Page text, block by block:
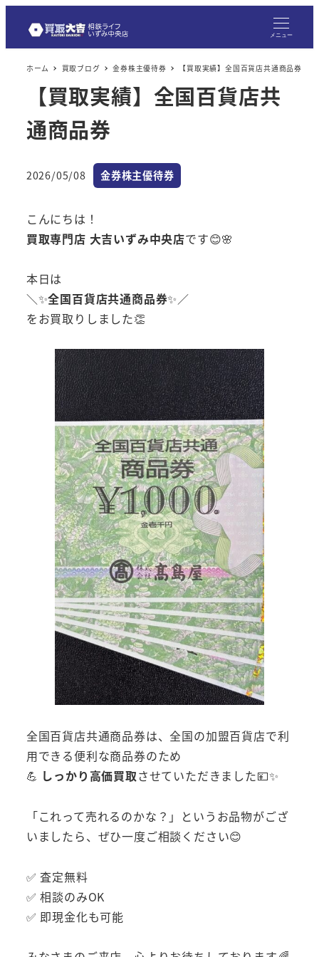
メニュー
ホーム 買取ブログ 金券株主優待券 【買取実績】全国百貨店共通商品券
【買取実績】全国百貨店共
通商品券
投稿日
2026/05/08 カテゴリー
金券株主優待券
こんにちは！
買取専門店 大吉いずみ中央店です😊🌸
本日は
＼✨全国百貨店共通商品券✨／
をお買取りしました👏
全国百貨店共通商品券は、全国の加盟百貨店で利
用できる便利な商品券のため
💪 しっかり高価買取させていただきました💴✨
「これって売れるのかな？」というお品物がござ
いましたら、ぜひ一度ご相談ください😊
✅ 査定無料
✅ 相談のみOK
✅ 即現金化も可能